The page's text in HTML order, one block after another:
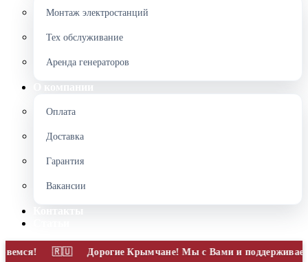
Монтаж электростанций
Тех обслуживание
Аренда генераторов
О компании
Оплата
Доставка
Гарантия
Вакансии
Контакты
Дорогие Крымчане! Мы с Вами и поддерживаем Вас!